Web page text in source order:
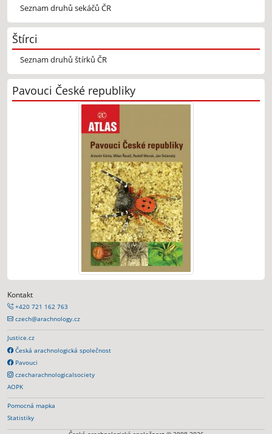
Seznam druhů sekáčů ČR
Štírci
Seznam druhů štírků ČR
Pavouci České republiky
Kontakt
+420 721 162 763
czech@arachnology.cz
Justice.cz
Česká arachnologická společnost
Pavouci
czecharachnologicalsociety
AOPK
Pomocná mapka
Statistiky